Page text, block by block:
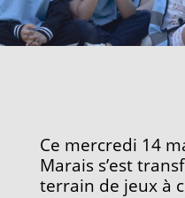
Ce mercredi 14
Marais s’est
terrain de jeux à